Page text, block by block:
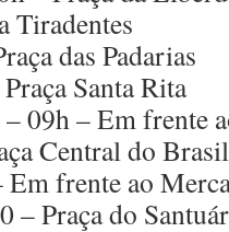
Tiradentes
das Padarias
Santa Rita
09h – Em frente
Central do Brasil
Em frente ao
– Praça do